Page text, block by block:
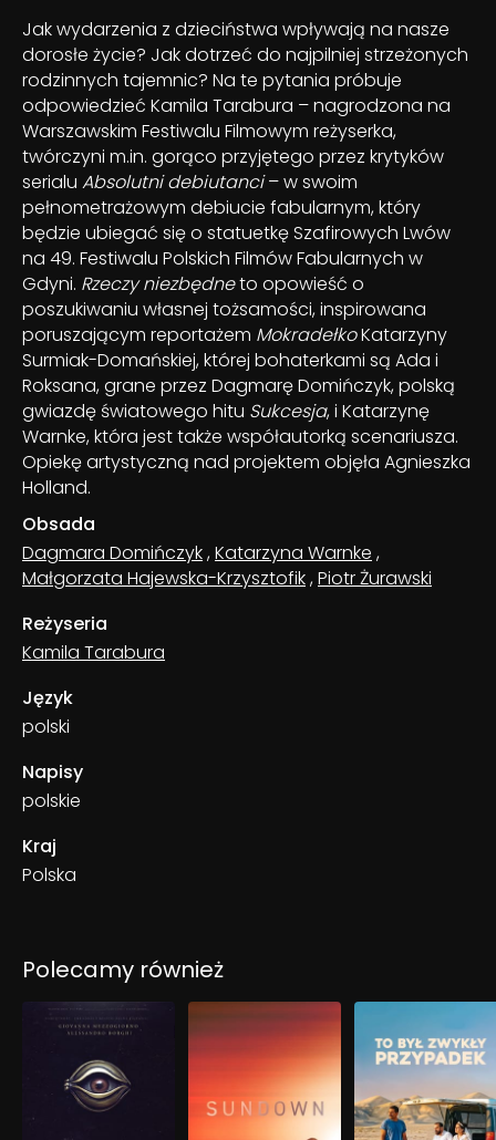
Jak wydarzenia z dzieciństwa wpływają na nasze
dorosłe życie? Jak dotrzeć do najpilniej strzeżonych
rodzinnych tajemnic? Na te pytania próbuje
odpowiedzieć Kamila Tarabura – nagrodzona na
Warszawskim Festiwalu Filmowym reżyserka,
twórczyni m.in. gorąco przyjętego przez krytyków
serialu Absolutni debiutanci– w swoim
pełnometrażowym debiucie fabularnym, który
będzie ubiegać się o statuetkę Szafirowych Lwów
na 49. Festiwalu Polskich Filmów Fabularnych w
Gdyni. Rzeczy niezbędneto opowieść o
poszukiwaniu własnej tożsamości, inspirowana
poruszającym reportażem MokradełkoKatarzyny
Surmiak-Domańskiej, której bohaterkami są Ada i
Roksana, grane przez Dagmarę Domińczyk, polską
gwiazdę światowego hitu Sukcesja, i Katarzynę
Warnke, która jest także współautorką scenariusza.
Opiekę artystyczną nad projektem objęła Agnieszka
Holland.
Obsada
Dagmara Domińczyk,Katarzyna Warnke ,
Małgorzata Hajewska-Krzysztofik,Piotr Żurawski
Reżyseria
Kamila Tarabura
Język
polski
Napisy
polskie
Kraj
Polska
Polecamy również